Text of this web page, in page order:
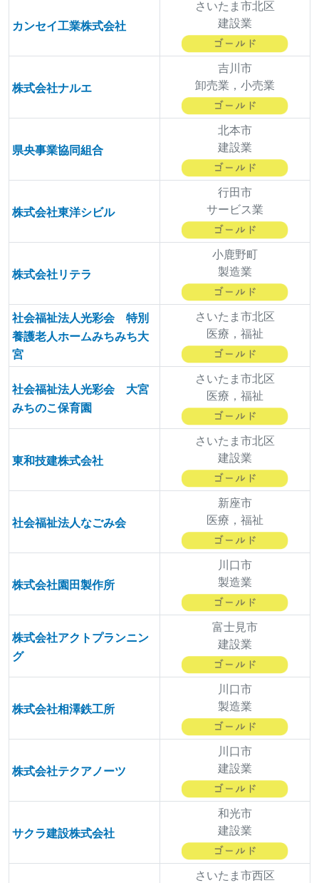
カンセイ工業株式会社
さいたま市北区
建設業
株式会社ナルエ
吉川市
卸売業，小売業
県央事業協同組合
北本市
建設業
株式会社東洋シビル
行田市
サービス業
株式会社リテラ
小鹿野町
製造業
社会福祉法人光彩会 特別
養護老人ホームみちみち大
宮
さいたま市北区
医療，福祉
社会福祉法人光彩会 大宮
みちのこ保育園
さいたま市北区
医療，福祉
東和技建株式会社
さいたま市北区
建設業
社会福祉法人なごみ会
新座市
医療，福祉
株式会社園田製作所
川口市
製造業
株式会社アクトプランニン
グ
富士見市
建設業
株式会社相澤鉄工所
川口市
製造業
株式会社テクアノーツ
川口市
建設業
サクラ建設株式会社
和光市
建設業
さいたま市西区